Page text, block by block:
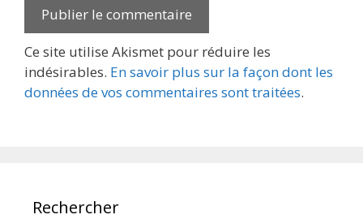
Ce site utilise Akismet pour réduire les
indésirables. En savoir plus sur la façon dont les
données de vos commentaires sont traitées.
Rechercher